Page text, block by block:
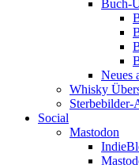
Buch-
Neues
Whisky
Sterbebilder-
Social
Mastodon